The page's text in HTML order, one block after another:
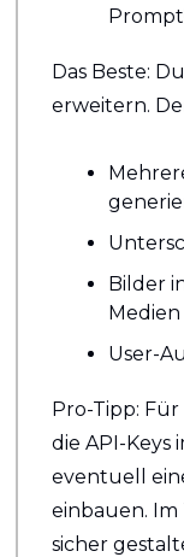
Das Beste:
erweitern.
Bilder
User-
Pro-Tipp:
die API-Keys
eventuell
einbauen. Im
sicher